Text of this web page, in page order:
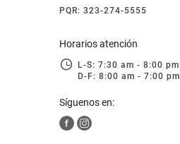
PQR: 323-274-5555
Horarios atención
L-S: 7:30 am - 8:00 pm
D-F: 8:00 am - 7:00 pm
Síguenos en: